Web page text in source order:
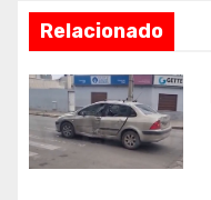
Relacionado